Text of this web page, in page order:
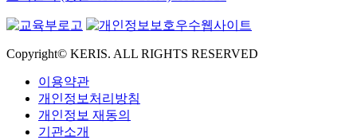
Copyright© KERIS. ALL RIGHTS RESERVED
이용약관
개인정보처리방침
개인정보 재동의
기관소개